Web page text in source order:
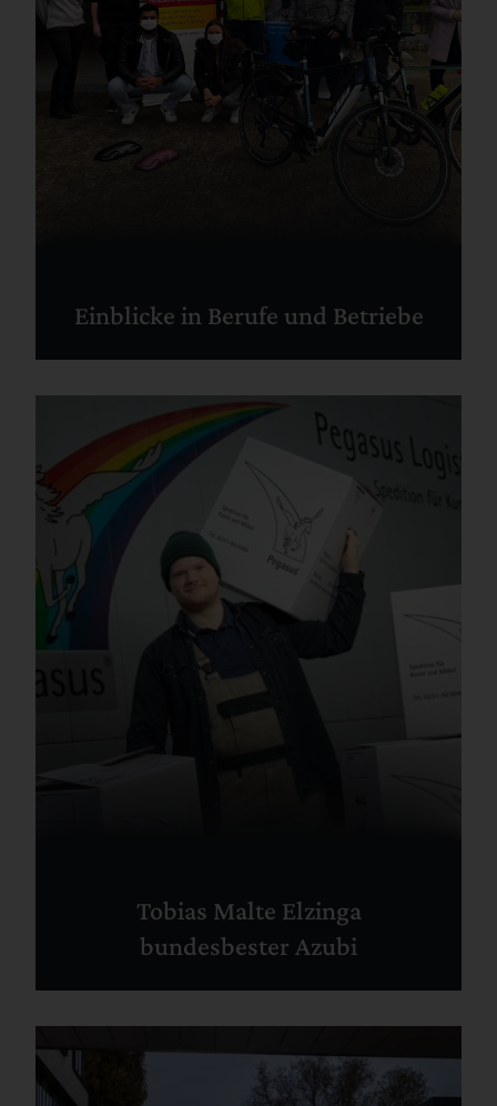
Einblicke in Berufe und Betriebe
Tobias Malte Elzinga
bundesbester Azubi